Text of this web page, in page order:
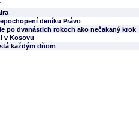
deníku Právo
po dvanástich rokoch ako nečakaný krok
v Kosovu
každým dňom